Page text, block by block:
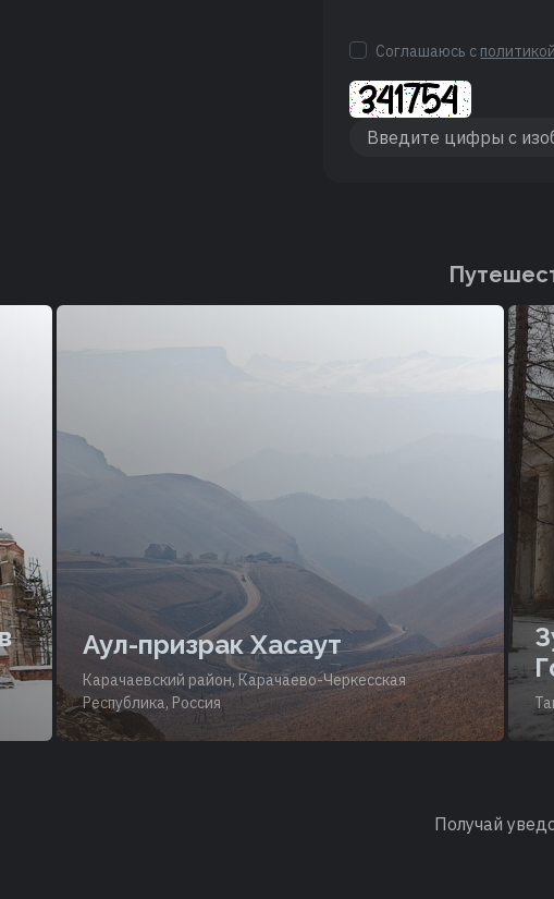
Соглашаюсь с
Аул-призрак Хасаут
Карачаевский район, Карачаево-Черкесская
Республика, Россия
Получай